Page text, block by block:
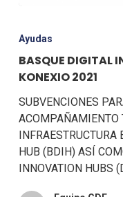
Ayudas
BASQUE DIGITAL
KONEXIO 2021
SUBVENCIONES
ACOMPAÑAMIENTO
HUB (BDIH) ASÍ
INNOVATION HUBS